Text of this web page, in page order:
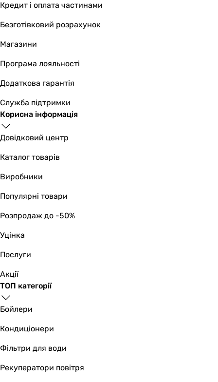
Кредит і оплата частинами
Безготівковий розрахунок
Магазини
Програма лояльності
Додаткова гарантія
Служба підтримки
Корисна інформація
Довідковий центр
Каталог товарів
Виробники
Популярні товари
Розпродаж до -50%
Уцінка
Послуги
Акції
ТОП категорії
Бойлери
Кондиціонери
Фільтри для води
Рекуператори повітря